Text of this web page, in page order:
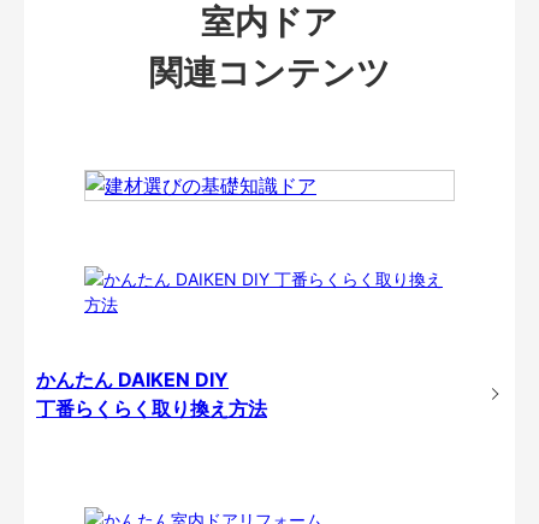
室内ドア
関連コンテンツ
かんたん DAIKEN DIY
丁番らくらく取り換え方法